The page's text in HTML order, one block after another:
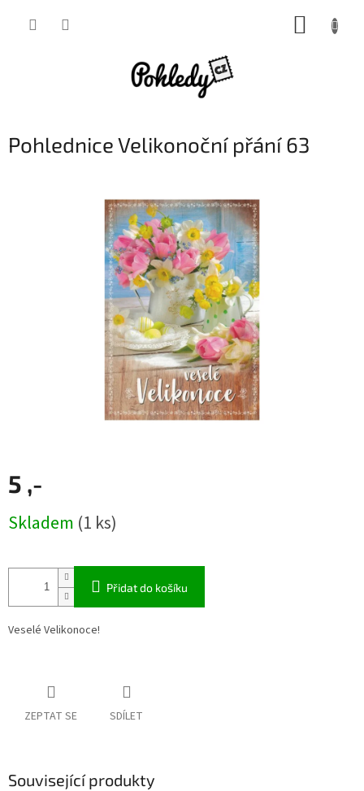
Pohlednice Velikonoční přání 63
5 ,-
cena:
Skladem (1 ks)
Přidat do košíku
Veselé Velikonoce!
ZEPTAT SE SDÍLET
Související produkty